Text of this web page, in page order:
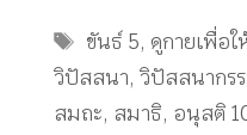
Tags
ขันธ์ 5, ดูกายเพื่อ
วิปัสสนา, วิปัสสนากร
สมถะ, สมาธิ, อนุสติ